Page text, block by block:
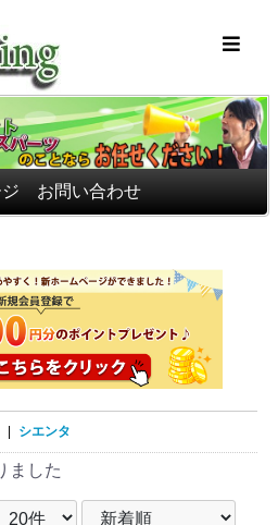
お問い合わせ
| シエンタ
ました